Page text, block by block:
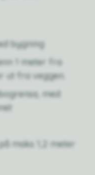
bygning
1 meter fra
ut fra veggen.
med
maks 1,2 meter